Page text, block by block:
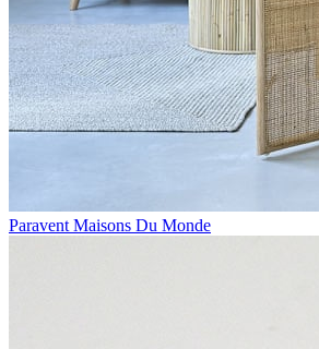
Paravent Maisons Du Monde